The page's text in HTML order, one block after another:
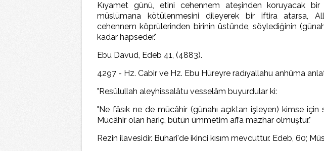
Kıyamet günü, etini cehennem ateşinden koruyacak
müslümana kötülenmesini dileyerek bir iftira atarsa,
cehennem köprülerinden birinin üstünde, söylediğinin
kadar hapseder."
Ebu Davud, Edeb 41, (4883).
4297 - Hz. Cabir ve Hz. Ebu Hüreyre radıyallahu anhüma
"Resûlullah aleyhissalâtu vesselâm buyurdular ki:
"Ne fâsık ne de mücâhir (günahı açıktan işleyen) kimse için
Mücâhir olan hariç, bütün ümmetim affa mazhar olmuştur."
Rezin ilavesidir. Buhari'de ikinci kısım mevcuttur. Edeb, 60;